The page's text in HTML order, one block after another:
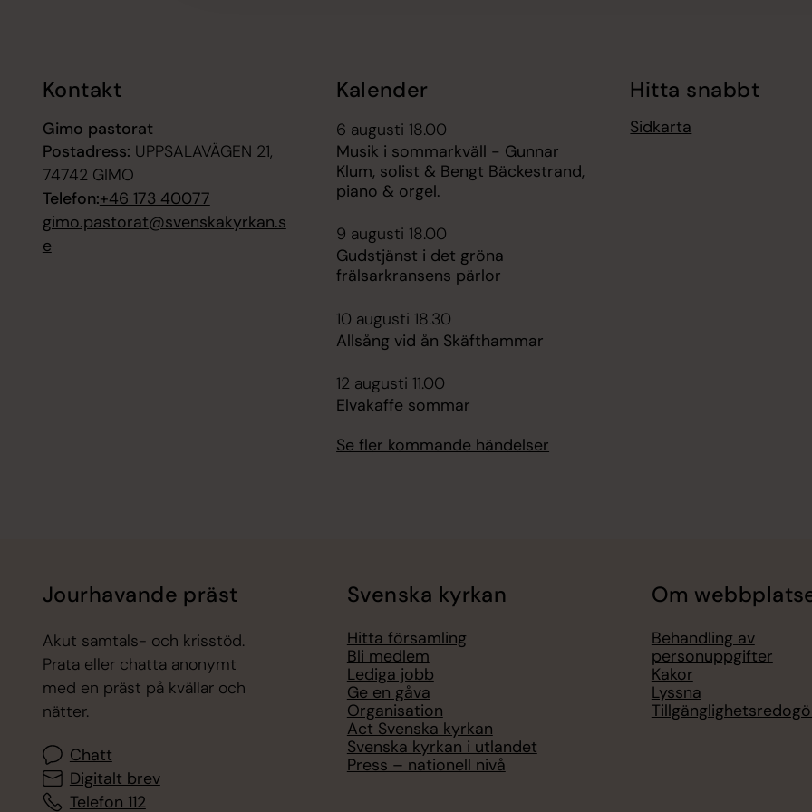
Kontakt
Gimo pastorat
Postadress: UPPSALAVÄGEN 21,
74742 GIMO
Telefon:+46 173 40077
gimo.pastorat@svenskakyrkan.s
e
Kalender
6 augusti 18.00
Musik i sommarkväll - Gunnar
Klum, solist & Bengt Bäckestrand,
piano & orgel.
9 augusti 18.00
Gudstjänst i det gröna
frälsarkransens pärlor
10 augusti 18.30
Allsång vid ån Skäfthammar
12 augusti 11.00
Elvakaffe sommar
Se fler kommande händelser
Hitta snabbt
Sidkarta
Jourhavande präst
Akut samtals- och krisstöd.
Prata eller chatta anonymt
med en präst på kvällar och
nätter.
Chatt
Digitalt brev
Telefon 112
Svenska kyrkan
Hitta församling
Bli medlem
Lediga jobb
Ge en gåva
Organisation
Act Svenska kyrkan
Svenska kyrkan i utlandet
Press – nationell nivå
Om
Behandling av
personuppgifter
Kakor
Lyssna